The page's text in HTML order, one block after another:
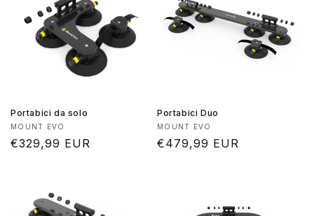
Portabici da solo
Produttore:
MOUNT EVO
Prezzo
€329,99 EUR
Portabici Duo
Produttore:
MOUNT EVO
Prezzo
€479,99 EUR